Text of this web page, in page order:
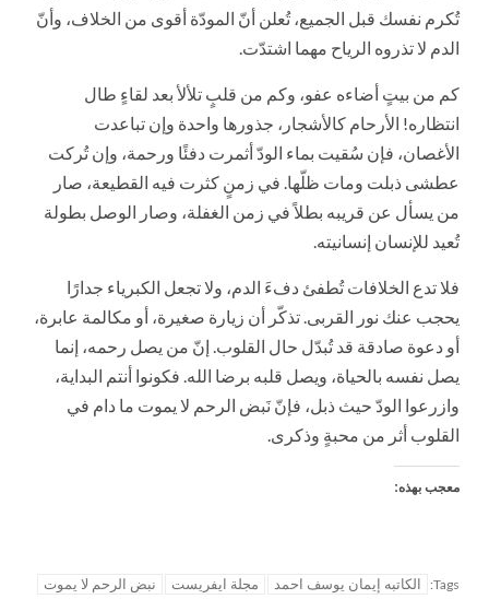
تُكرم نفسك قبل الجميع، تُعلن أنّ المودّة أقوى من الخلاف، وأنّ
الدم لا تذروه الرياح مهما اشتدّت.
كم من بيتٍ أضاءه عفو، وكم من قلبٍ تلألأ بعد لقاءٍ طال
انتظاره! الأرحام كالأشجار، جذورها واحدة وإن تباعدت
الأغصان، فإن سُقيت بماء الودّ أثمرت دفئًا ورحمة، وإن تُركت
عطشى ذبلت ومات ظلّها. في زمنٍ كثرت فيه القطيعة، صار
من يسأل عن قريبه بطلاً في زمن الغفلة، وصار الوصل بطولة
تُعيد للإنسان إنسانيته.
فلا تدع الخلافات تُطفئ دفءَ الدم، ولا تجعل الكبرياء جدارًا
يحجب عنك نور القربى. تذكّر أن زيارة صغيرة، أو مكالمة عابرة،
أو دعوة صادقة قد تُبدّل حال القلوب. إنّ من يصل رحمه، إنما
يصل نفسه بالحياة، ويصل قلبه برضا الله. فكونوا أنتم البداية،
وازرعوا الودّ حيث ذبل، فإنّ نَبض الرحم لا يموت ما دام في
القلوب أثر من محبةٍ وذكرى.
معجب بهذه:
Tags: الكاتبه إيمان يوسف احمد مجلة ايفريست نبض الرحم لا يموت